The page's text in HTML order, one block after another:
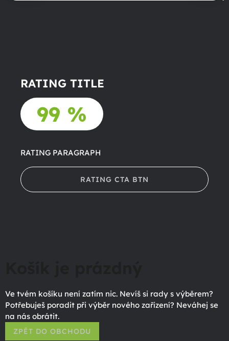
RATING TITLE
99 %
RATING PARAGRAPH
RATING CTA BTN
Ve tvém košíku není zatím nic. Nevíš si rady s výběrem?
Potřebuješ poradit při výběr nového zařízení? Neváhej se
na nás obrátit.
ZPĚT DO OBCHODU